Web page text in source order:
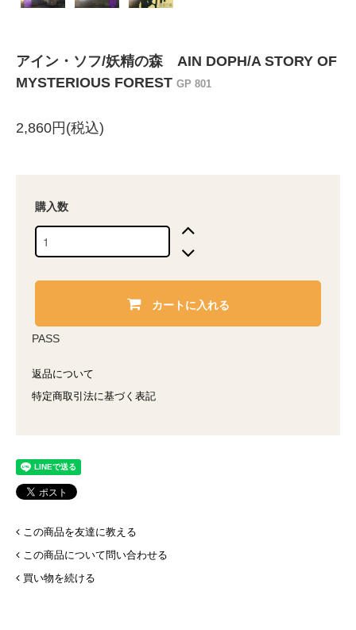
アイン・ソフ/妖精の森 AIN DOPH/A STORY OF
MYSTERIOUS FOREST GP 801
2,860円(税込)
購入数
カートに入れる
PASS
返品について
特定商取引法に基づく表記
この商品を友達に教える
この商品について問い合わせる
買い物を続ける